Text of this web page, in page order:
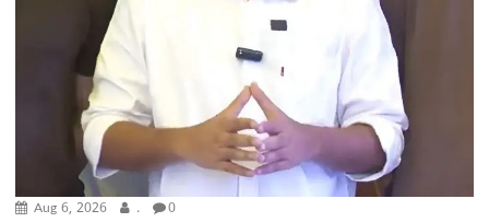
Aug 6, 2026 . 0